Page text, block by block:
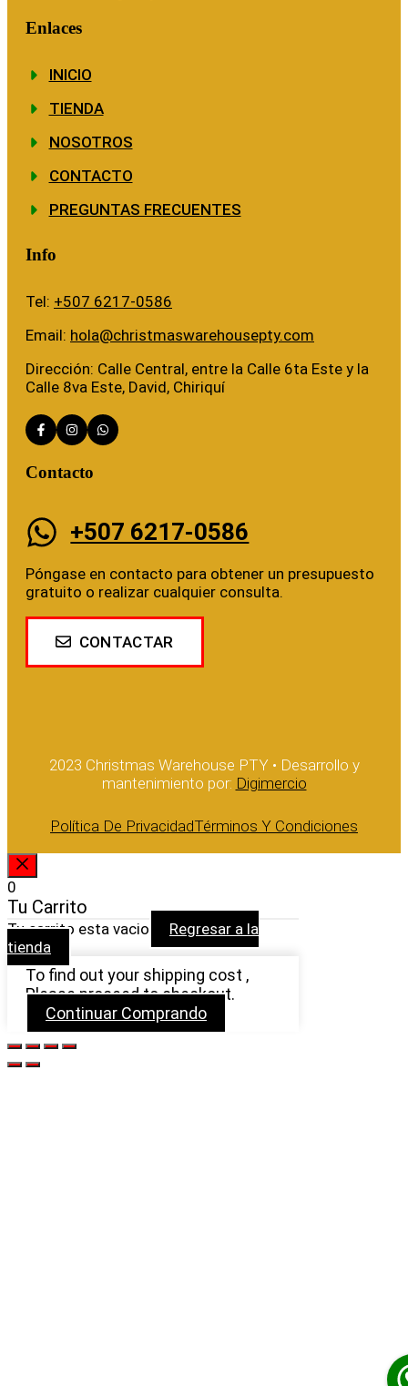
Enlaces
INICIO
TIENDA
NOSOTROS
CONTACTO
PREGUNTAS FRECUENTES
Info
Tel: +507 6217-0586
Email: hola@christmaswarehousepty.com
Dirección: Calle Central, entre la Calle 6ta Este y la
Calle 8va Este, David, Chiriquí
Contacto
+507 6217-0586
Póngase en contacto para obtener un presupuesto
gratuito o realizar cualquier consulta.
CONTACTAR
2023 Christmas Warehouse PTY • Desarrollo y
mantenimiento por: Digimercio
Política De PrivacidadTérminos Y Condiciones
CERRAR
0
Tu Carrito
Tu carrito esta vacio
Regresar a la
tienda
To find out your shipping cost ,
Please proceed to checkout.
Continuar Comprando